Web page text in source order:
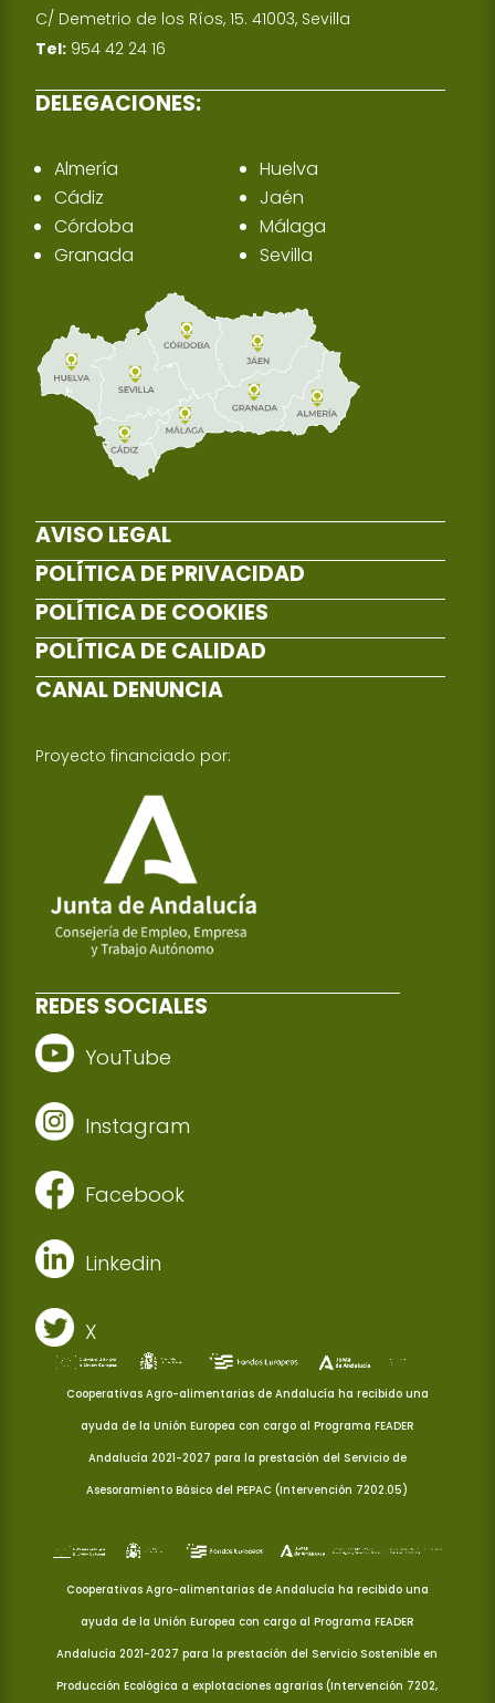
C/ Demetrio de los Ríos, 15. 41003, Sevilla
Tel: 954 42 24 16
DELEGACIONES:
Almería
Cádiz
Córdoba
Granada
Huelva
Jaén
Málaga
Sevilla
AVISO LEGAL
POLÍTICA DE PRIVACIDAD
POLÍTICA DE COOKIES
POLÍTICA DE CALIDAD
CANAL DENUNCIA
Proyecto financiado por:
REDES SOCIALES
YouTube
Instagram
Facebook
Linkedin
X
Cooperativas Agro-alimentarias de Andalucía ha recibido una
ayuda de la Unión Europea con cargo al Programa FEADER
Andalucía 2021-2027 para la prestación del Servicio de
Asesoramiento Básico del PEPAC (Intervención 7202.05)
Cooperativas Agro-alimentarias de Andalucía ha recibido una
ayuda de la Unión Europea con cargo al Programa FEADER
Andalucía 2021-2027 para la prestación del Servicio Sostenible en
Producción Ecológica a explotaciones agrarias (Intervención 7202,